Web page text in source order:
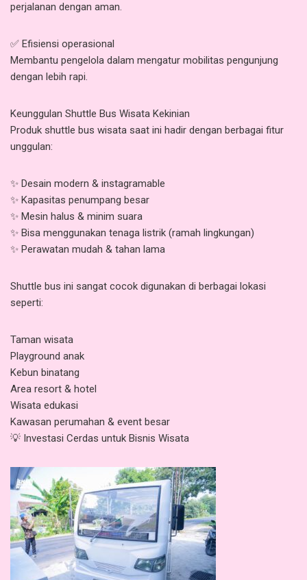
perjalanan dengan aman.
✅ Efisiensi operasional
Membantu pengelola dalam mengatur mobilitas pengunjung
dengan lebih rapi.
Keunggulan Shuttle Bus Wisata Kekinian
Produk shuttle bus wisata saat ini hadir dengan berbagai fitur
unggulan:
✨ Desain modern & instagramable
✨ Kapasitas penumpang besar
✨ Mesin halus & minim suara
✨ Bisa menggunakan tenaga listrik (ramah lingkungan)
✨ Perawatan mudah & tahan lama
Shuttle bus ini sangat cocok digunakan di berbagai lokasi
seperti:
Taman wisata
Playground anak
Kebun binatang
Area resort & hotel
Wisata edukasi
Kawasan perumahan & event besar
💡 Investasi Cerdas untuk Bisnis Wisata